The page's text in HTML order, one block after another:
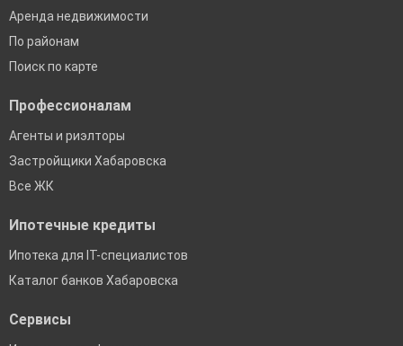
Аренда недвижимости
По районам
Поиск по карте
Профессионалам
Агенты и риэлторы
Застройщики Хабаровска
Все ЖК
Ипотечные кредиты
Ипотека для IT-специалистов
Каталог банков Хабаровска
Сервисы